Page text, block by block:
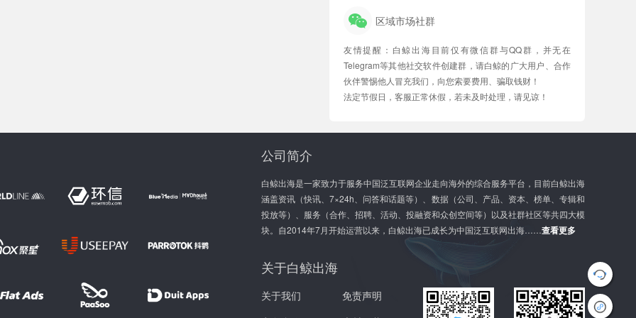
区域市场社群
友情提醒：白鲸出海目前仅有微信群与QQ群，并无在
Telegram等其他社交软件创建群，请白鲸的广大用户、合作
伙伴警惕他人冒充我们，向您索要费用、骗取钱财！
法定节假日，客服正常休假，若未及时处理，请见谅！
b
a
l
G
r
公司简介
白鲸出海是一家致力于服务中国泛互联网企业走向海外的综合服务平台，目前白鲸出海
涵盖资讯（快讯、7×24h、问答和话题等）、数据（公司、产品、资本、榜单、专辑和
投放等）、服务（合作、招聘、活动、投融资和众创空间等）以及社群社区等共四大模
块。自2014年7月开始运营以来，白鲸出海已成长为中国泛互联网出海……查看更多
关于白鲸出海
关于我们
免责声明